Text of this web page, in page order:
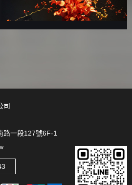
司
路一段127號6F-1